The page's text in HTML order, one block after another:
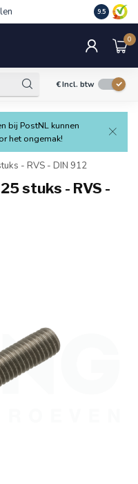
9.5
0
€Incl. btw
bij PostNL kunnen
het ongemak!
- RVS - DIN 912
stuks - RVS -